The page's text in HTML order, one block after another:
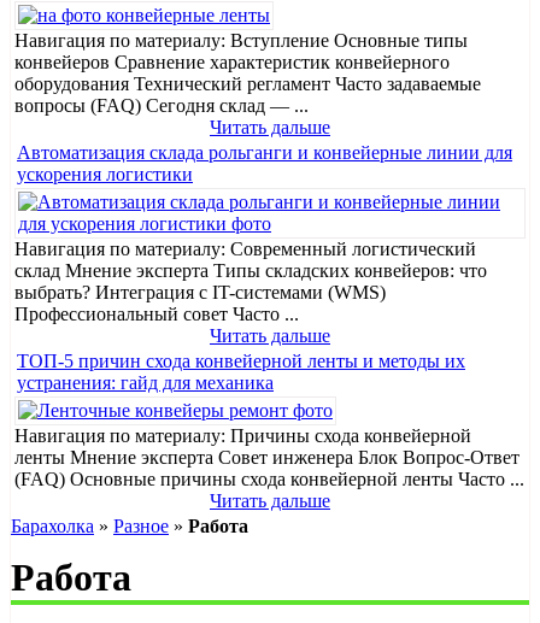
Навигация по материалу: Вступление Основные типы
конвейеров Сравнение характеристик конвейерного
оборудования Технический регламент Часто задаваемые
вопросы (FAQ) Сегодня склад — ...
Читать дальше
Автоматизация склада рольганги и конвейерные линии для
ускорения логистики
Навигация по материалу: Современный логистический
склад Мнение эксперта Типы складских конвейеров: что
выбрать? Интеграция с IT-системами (WMS)
Профессиональный совет Часто ...
Читать дальше
ТОП-5 причин схода конвейерной ленты и методы их
устранения: гайд для механика
Навигация по материалу: Причины схода конвейерной
ленты Мнение эксперта Совет инженера Блок Вопрос-Ответ
(FAQ) Основные причины схода конвейерной ленты Часто ...
Читать дальше
Барахолка » Разное » Работа
Работа